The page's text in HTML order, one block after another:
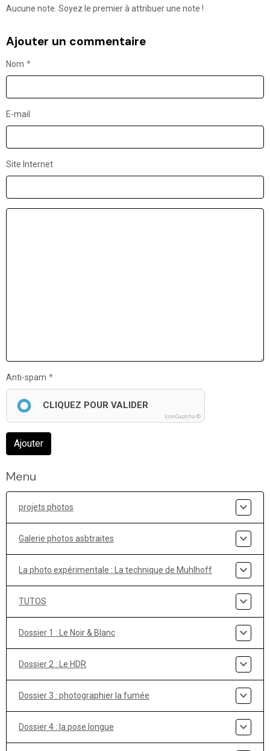
Aucune note. Soyez le premier à attribuer une note !
Ajouter un commentaire
Nom
E-mail
Site Internet
Anti-spam
CLIQUEZ POUR VALIDER
IconCaptcha ©
Ajouter
Menu
projets photos
Galerie photos asbtraites
La photo expérimentale : La technique de Muhlhoff
TUTOS
Dossier 1 : Le Noir & Blanc
Dossier 2 : Le HDR
Dossier 3 : photographier la fumée
Dossier 4 : la pose longue